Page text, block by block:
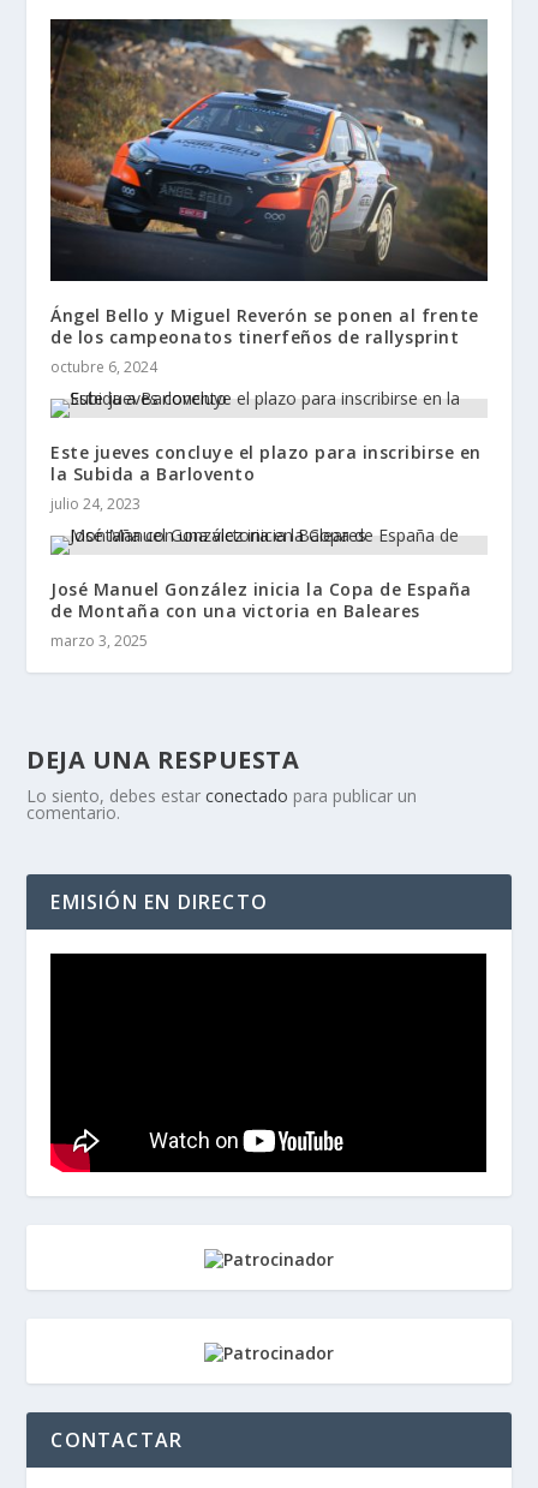
Ángel Bello y Miguel Reverón se ponen al frente
de los campeonatos tinerfeños de rallysprint
octubre 6, 2024
Este jueves concluye el plazo para inscribirse en
la Subida a Barlovento
julio 24, 2023
José Manuel González inicia la Copa de España
de Montaña con una victoria en Baleares
marzo 3, 2025
DEJA UNA RESPUESTA
Lo siento, debes estarconectado para publicar un
comentario.
EMISIÓN EN DIRECTO
CONTACTAR